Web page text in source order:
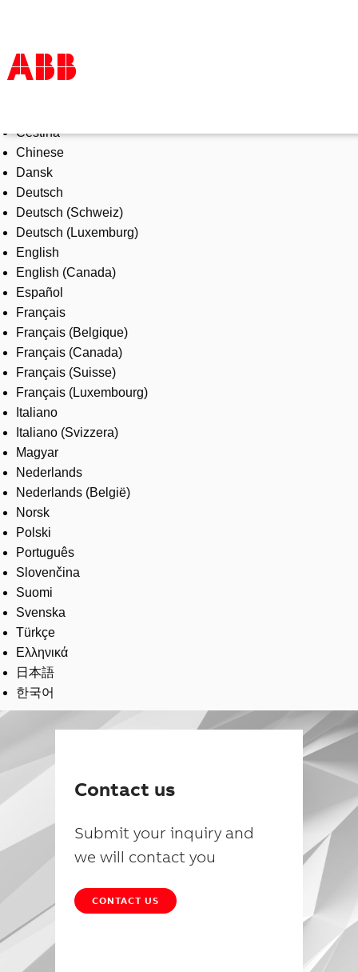
Products & Solutions
Industries
Services
About us
Where to buy
Contact us
Careers
Čeština
Chinese
Dansk
Deutsch
Deutsch (Schweiz)
Deutsch (Luxemburg)
English
English (Canada)
Español
Français
Français (Belgique)
Français (Canada)
Français (Suisse)
Français (Luxembourg)
Italiano
Italiano (Svizzera)
Magyar
Nederlands
Nederlands (België)
Norsk
Polski
Português
Slovenčina
Suomi
Svenska
Türkçe
Ελληνικά
日本語
한국어
Contact us
Submit your inquiry and
we will contact you
CONTACT US